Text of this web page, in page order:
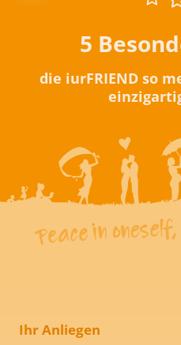
5
die iurFRIEND so
Ihr Anliegen